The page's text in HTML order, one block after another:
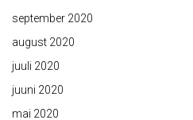
september 2020
august 2020
juuli 2020
juuni 2020
mai 2020